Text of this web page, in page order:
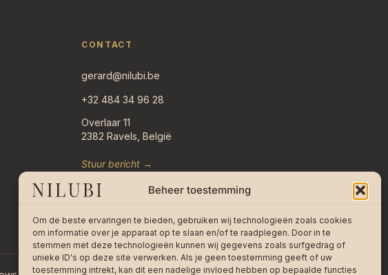
Beheer toestemming
Om de beste ervaringen te bieden, gebruiken wij technologieën zoals cookies
om informatie over je apparaat op te slaan en/of te raadplegen. Door in te
stemmen met deze technologieën kunnen wij gegevens zoals surfgedrag of
unieke ID's op deze site verwerken. Als je geen toestemming geeft of uw
toestemming intrekt, kan dit een nadelige invloed hebben op bepaalde functies
CONTACT
gerard@nilubi.be
+32 484 34 96 28
Overlaar 11
2382 Ravels, België
Stuur bericht →